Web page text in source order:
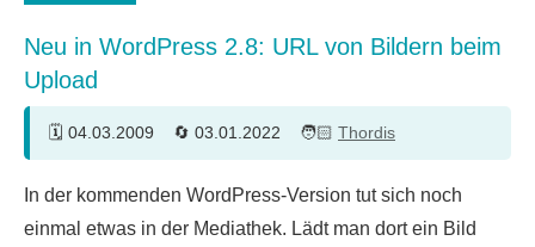
Neu in WordPress 2.8: URL von Bildern beim
Upload
04.03.2009 03.01.2022 Thordis
Kommentare
In der kommenden WordPress-Version tut sich noch
einmal etwas in der Mediathek. Lädt man dort ein Bild